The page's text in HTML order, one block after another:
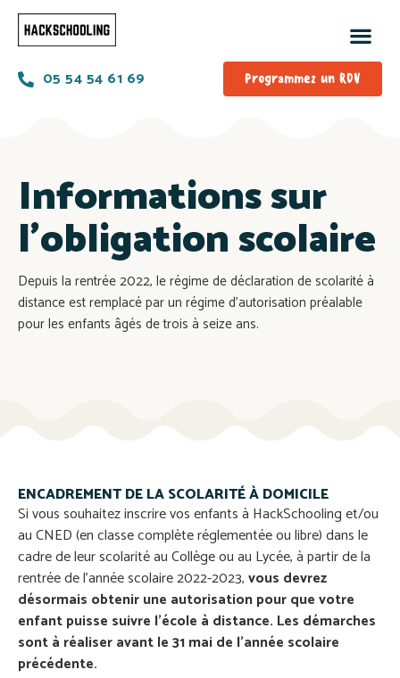
05 54 54 61 69 Programmez un RDV
Informations sur
l’obligation scolaire
Depuis la rentrée 2022, le régime de déclaration de scolarité à
distance est remplacé par un régime d’autorisation préalable
pour les enfants âgés de trois à seize ans.
ENCADREMENT DE LA SCOLARITÉ À DOMICILE
Si vous souhaitez inscrire vos enfants à HackSchooling et/ou
au CNED (en classe complète réglementée ou libre) dans le
cadre de leur scolarité au Collège ou au Lycée,à partir de la
rentrée de l’année scolaire 2022-2023,vous devrez
désormais obtenir une autorisation pour que votre
enfant puisse suivre l’école à distance. Les démarches
sont à réaliser avant le 31 mai de l’année scolaire
précédente.